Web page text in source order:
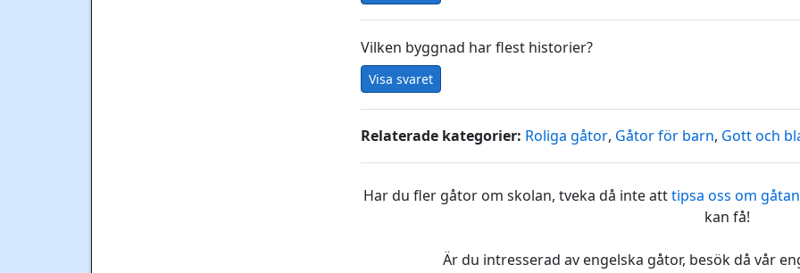
Vilken byggnad har flest historier?
Visa svaret
Relaterade kategorier: Roliga gåtor, Gåtor för barn, Gott och
Har du fler gåtor om skolan, tveka då inte atttipsa oss om
kan få!
Är du intresserad av engelska gåtor, besök då vår